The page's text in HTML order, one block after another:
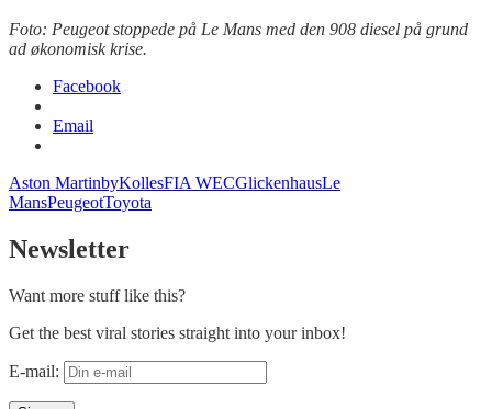
Foto: Peugeot stoppede på Le Mans med den 908 diesel på grund
ad økonomisk krise.
Facebook
Email
Aston MartinbyKollesFIA WECGlickenhausLe
MansPeugeotToyota
Newsletter
Want more stuff like this?
Get the best viral stories straight into your inbox!
E-mail: